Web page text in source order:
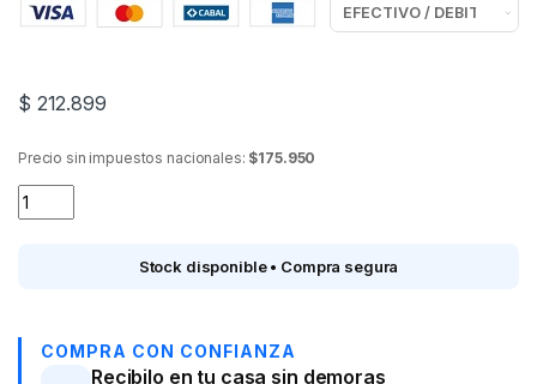
$ 212.899
Precio sin impuestos nacionales: $175.950
Ventilador de Pie CRIVEL V39 30" quantity
Stock disponible • Compra segura
COMPRA CON CONFIANZA
Recibilo en tu casa sin demoras